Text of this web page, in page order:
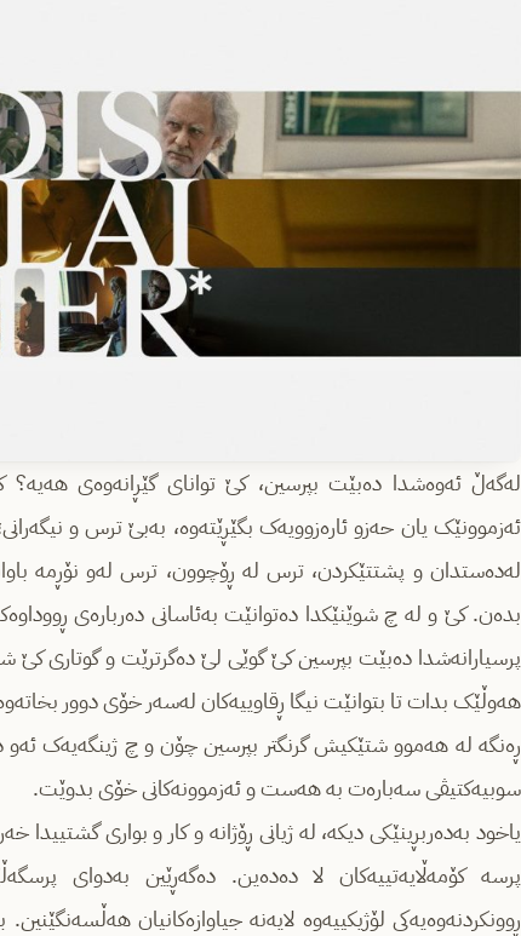
لەگەڵ ئەوەشدا دەبێت بپرسین، کێ توانای گێڕانەوەی
ئەزموونێک یان حەزو ئارەزوویەک بگێڕێتەوە، بەبێ ترس و
لەدەستدان و پشتتێکردن، ترس لە ڕۆچوون، ترس لەو نۆڕمە
بدەن. کێ و لە چ شوێنێکدا دەتوانێت بەئاسانی دەربارەی
پرسیارانەشدا دەبێت بپرسین کێ گوێی لێ دەگرترێت و گوتاری کێ
هەوڵێک بدات تا بتوانێت نیگا ڕقاوییەکان لەسەر خۆی دوور
ڕەنگە لە هەموو شتێکیش گرنگتر بپرسین چۆن و چ ژینگەیەک ئەو
سوبیەکتیڤی سەبارەت بە هەست و ئەزموونەکانی خۆی بدوێت.
یاخود بەدەربڕینێکی دیکە، لە ژیانی ڕۆژانە و کار و بواری گشتییدا
پرسە کۆمەڵایەتییەکان لا دەدەین. دەگەڕێین بەدوای
ڕوونکردنەوەیەکی لۆژیکییەوە لایەنە جیاوازەکانیان